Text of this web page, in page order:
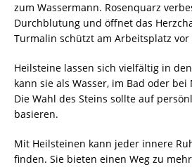
zum Wassermann. Rosenquarz
Durchblutung und öffnet das
Turmalin schützt am Arbeitsplatz vor
Heilsteine lassen sich vielfältig in
kann sie als Wasser, im Bad oder bei
Die Wahl des Steins sollte auf
basieren.
Mit Heilsteinen kann jeder innere
finden. Sie bieten einen Weg zu